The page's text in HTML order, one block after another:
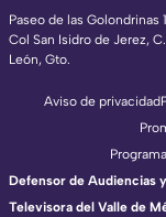
Paseo de las Golondrinas
Col San Isidro de Jerez,
León, Gto.
Aviso de privacidad
Defensor de Audiencias
Televisora del Valle de